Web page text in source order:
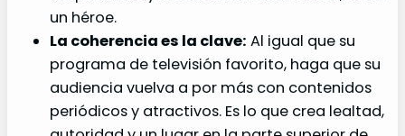
un héroe.
La coherencia es la clave: Al igual que su
programa de televisión favorito, haga que su
audiencia vuelva a por más con contenidos
periódicos y atractivos. Es lo que crea lealtad,